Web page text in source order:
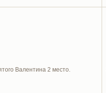
Валентина 2 место.